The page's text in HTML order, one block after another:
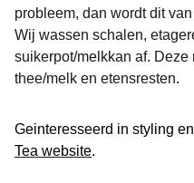
probleem, dan wordt dit
Wij wassen schalen,
suikerpot/melkkan af.
thee/melk en etensresten.
Geinteresseerd in styling
Tea website.